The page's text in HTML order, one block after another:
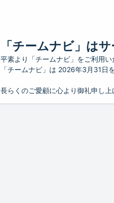
「チームナビ」は
平素より「チームナビ」をご利用い
「チームナビ」は 2026年3月31日
長らくのご愛顧に心より御礼申し上